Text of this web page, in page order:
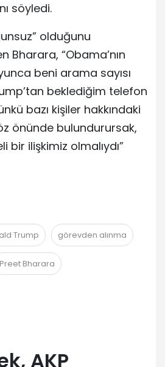
söyledi.
olduğunu
Bharara, “Obama’nın
beni arama sayısı
beklediğim telefon
bazı kişiler hakkındaki
önünde bulundurursak,
bir ilişkimiz olmalıydı”
Trump görevden alınma
Preet Bharara
AKP